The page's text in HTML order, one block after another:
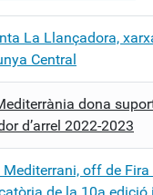
La Llançadora,
Central
dona
d’arrel 2022-2023
Mediterrani, off de